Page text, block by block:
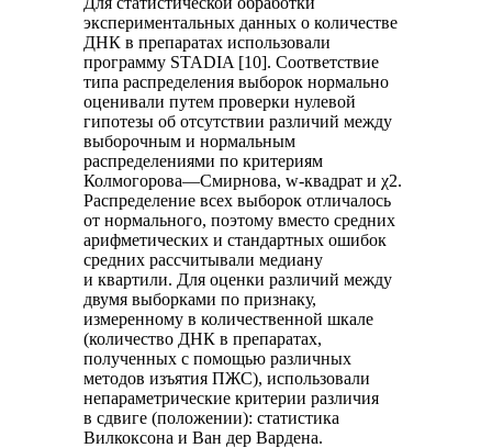
экспериментальных данных о количестве
ДНК в препаратах использовали
программу STADIA [10]. Соответствие
типа распределения выборок нормально
оценивали путем проверки нулевой
гипотезы об отсутствии различий между
выборочным и нормальным
распределениями по критериям
Колмогорова—Смирнова, w-квадрат и χ2.
Распределение всех выборок отличалось
от нормального, поэтому вместо средних
арифметических и стандартных ошибок
средних рассчитывали медиану
и квартили. Для оценки различий между
двумя выборками по признаку,
измеренному в количественной шкале
(количество ДНК в препаратах,
полученных с помощью различных
методов изъятия ПЖС), использовали
непараметрические критерии различия
в сдвиге (положении): статистика
Вилкоксона и Ван дер Вардена.